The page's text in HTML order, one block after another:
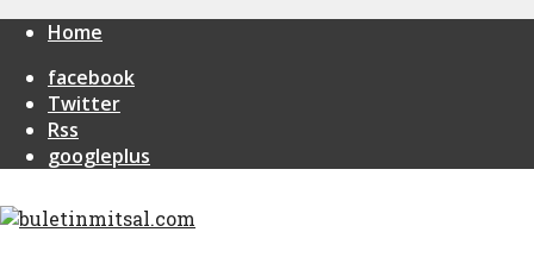
Home
facebook
Twitter
Rss
googleplus